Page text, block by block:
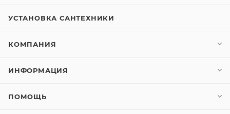
УСТАНОВКА САНТЕХНИКИ
КОМПАНИЯ
ИНФОРМАЦИЯ
ПОМОЩЬ